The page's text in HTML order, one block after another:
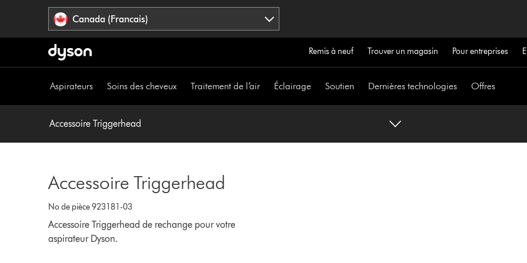
sauter
l’accessibilité
Canada (Francais)
Remis à neuf Trouver un magasin Pour entreprises
Aspirateurs Soins des cheveux Traitement de l’air Éclairage Soutien Dernières technologies Offres
Accessoire Triggerhead
Accessoire Triggerhead
No de pièce 923181-03
Accessoire Triggerhead de rechange pour votre
aspirateur Dyson.